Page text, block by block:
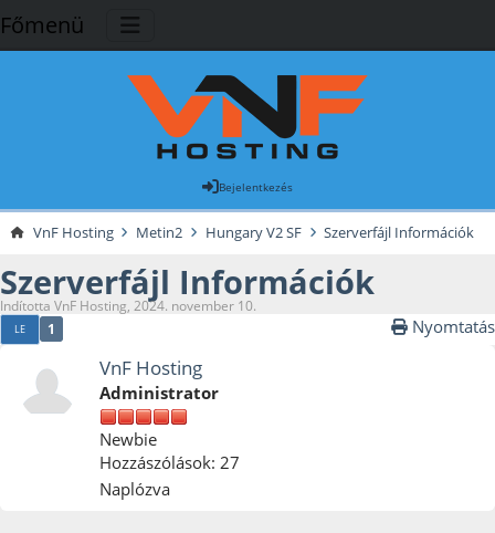
Főmenü
Bejelentkezés
VnF Hosting Metin2 Hungary V2 SF Szerverfájl Információk
Szerverfájl Információk
Indította VnF Hosting, 2024. november 10.
LE 1 Nyomtatás
VnF Hosting
Administrator
Newbie
Hozzászólások: 27
Naplózva